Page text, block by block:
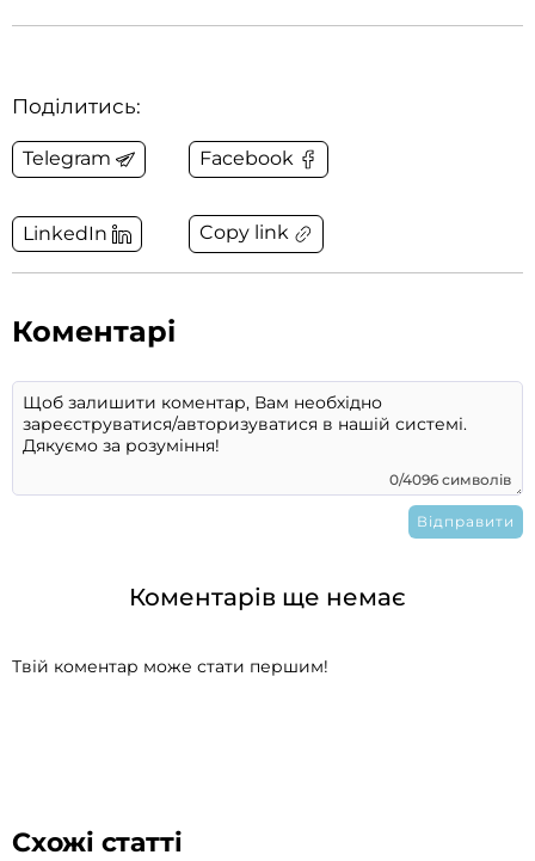
Поділитись:
Telegram Facebook
LinkedIn Copy link
Коментарі
0/4096 символів
Коментарів ще немає
Твій коментар може стати першим!
Схожі статті